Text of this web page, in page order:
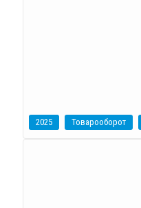
2025 Товарооборот